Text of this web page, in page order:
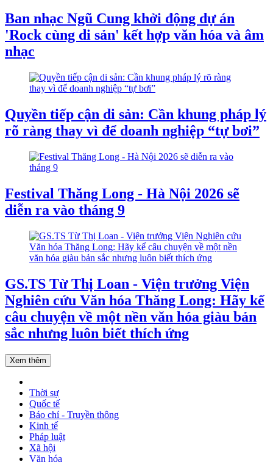
Ban nhạc Ngũ Cung khởi động dự án
'Rock cùng di sản' kết hợp văn hóa và âm
nhạc
Quyền tiếp cận di sản: Cần khung pháp lý
rõ ràng thay vì để doanh nghiệp “tự bơi”
Festival Thăng Long - Hà Nội 2026 sẽ
diễn ra vào tháng 9
GS.TS Từ Thị Loan - Viện trưởng Viện
Nghiên cứu Văn hóa Thăng Long: Hãy kể
câu chuyện về một nền văn hóa giàu bản
sắc nhưng luôn biết thích ứng
Xem thêm
Thời sự
Quốc tế
Báo chí - Truyền thông
Kinh tế
Pháp luật
Xã hội
Văn hóa